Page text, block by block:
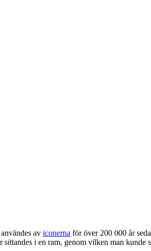
av iconerna för över 200 000 år
i en ram, genom vilken man